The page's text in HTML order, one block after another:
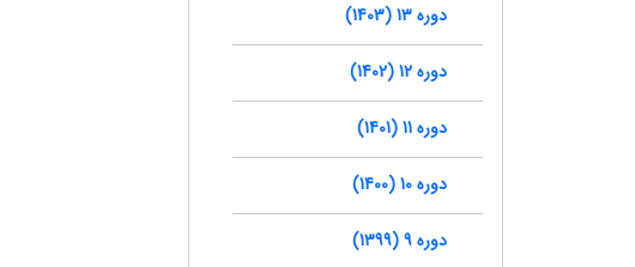
دوره 13 (1403)
دوره 12 (1402)
دوره 11 (1401)
دوره 10 (1400)
دوره 9 (1399)